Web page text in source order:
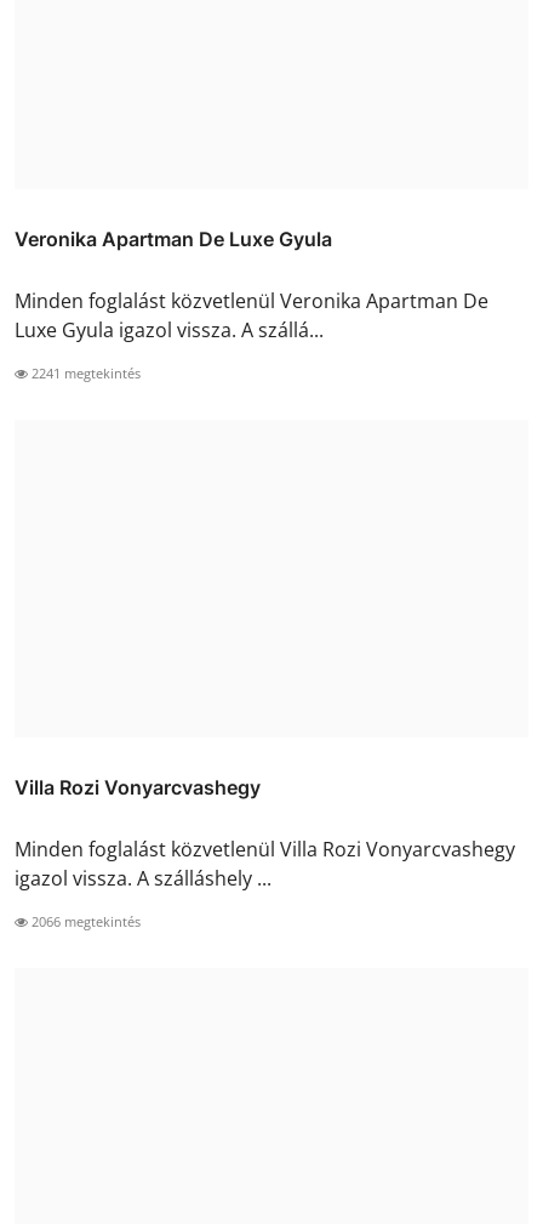
Veronika Apartman De Luxe Gyula
Minden foglalást közvetlenül Veronika Apartman De
Luxe Gyula igazol vissza. A szállá...
2241 megtekintés
Villa Rozi Vonyarcvashegy
Minden foglalást közvetlenül Villa Rozi Vonyarcvashegy
igazol vissza. A szálláshely ...
2066 megtekintés